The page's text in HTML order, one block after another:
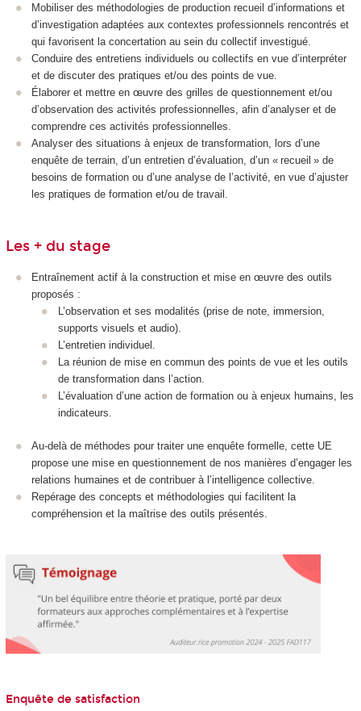
Mobiliser des méthodologies de production recueil d’informations et
d’investigation adaptées aux contextes professionnels rencontrés et
qui favorisent la concertation au sein du collectif investigué.
Conduire des entretiens individuels ou collectifs en vue d’interpréter
et de discuter des pratiques et/ou des points de vue.
Élaborer et mettre en œuvre des grilles de questionnement et/ou
d’observation des activités professionnelles, afin d’analyser et de
comprendre ces activités professionnelles.
Analyser des situations à enjeux de transformation, lors d’une
enquête de terrain, d’un entretien d’évaluation, d’un « recueil » de
besoins de formation ou d’une analyse de l’activité, en vue d’ajuster
les pratiques de formation et/ou de travail.
Les + du stage
Entraînement actif à la construction et mise en œuvre des outils
proposés :
L’observation et ses modalités (prise de note, immersion,
supports visuels et audio).
L’entretien individuel.
La réunion de mise en commun des points de vue et les outils
de transformation dans l’action.
L’évaluation d’une action de formation ou à enjeux humains, les
indicateurs.
Au-delà de méthodes pour traiter une enquête formelle, cette UE
propose une mise en questionnement de nos manières d’engager les
relations humaines et de contribuer à l’intelligence collective.
Repérage des concepts et méthodologies qui facilitent la
compréhension et la maîtrise des outils présentés.
Enquête de satisfaction